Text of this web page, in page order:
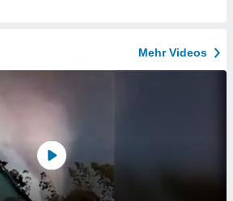
Mehr Videos